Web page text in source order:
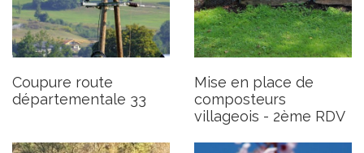
Coupure route
départementale 33
Mise en place de
composteurs
villageois - 2ème RDV
Accident d’hélicoptère sur
la commune
Ouverture du dispositif
d’indemnisation
filières noix et cerise
Publié le jeudi 2 novembre 2023